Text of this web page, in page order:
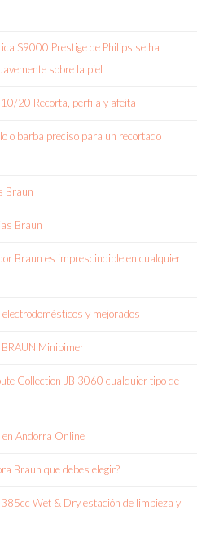
S9000 Prestige de Philips se ha
sobre la piel
20 Recorta, perfila y afeita
o barba preciso para un recortado
Braun
Braun
Braun es imprescindible en cualquier
y mejorados
Minipimer
Collection JB 3060 cualquier tipo de
Andorra Online
Braun que debes elegir?
Wet & Dry estación de limpieza y